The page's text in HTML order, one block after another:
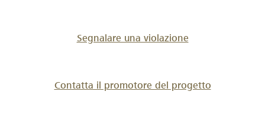
Segnalare una violazione
Contatta il promotore del progetto